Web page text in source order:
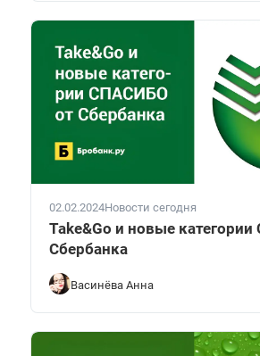
02.02.2024Новости сегодня
Take&Go и новые
Сбербанка
Васинёва Анна